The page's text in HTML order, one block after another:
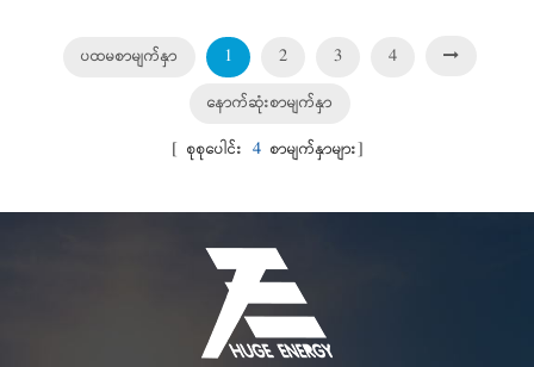
ပထမစာမျက်နှာ 1 2 3 4
နောက်ဆုံးစာမျက်နှာ
[ စုစုပေါင်း 4စာမျက်နှာများ]